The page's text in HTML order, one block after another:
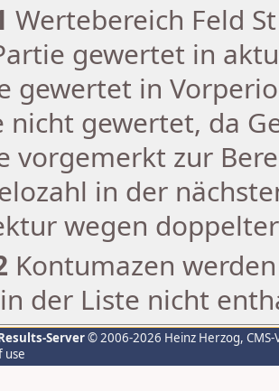
Wertebereich Feld
gewertet in
gewertet in
nicht gewertet, da
vorgemerkt zur
in der
wegen
Kontumazen
der Liste nicht
Server© 2006-2026 Heinz Herzog,
use